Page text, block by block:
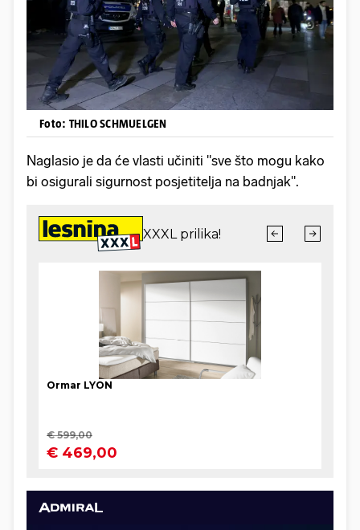
Foto: THILO SCHMUELGEN
Naglasio je da će vlasti učiniti "sve što mogu kako
bi osigurali sigurnost posjetitelja na badnjak".